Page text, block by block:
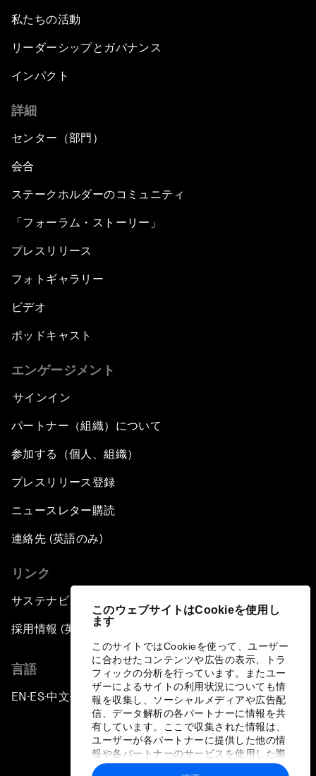
このウェブサイトはCookieを使用し
ます
このサイトではCookieを使って、ユーザー
に合わせたコンテンツや広告の表示、トラ
フィックの分析を行っています。またユー
ザーによるサイトの利用状況についても情
報を収集し、ソーシャルメディアや広告配
信、データ解析の各パートナーに情報を共
有しています。ここで収集された情報は、
ユーザーが各パートナーに提供した他の情
報や各パートナーのサービスを使用した際
に収集された情報と組み合わされ、各パー
私たちの活動
リーダーシップとガバナンス
インパクト
詳細
センター（部門）
会合
ステークホルダーのコミュニティ
「フォーラム・ストーリー」
プレスリリース
フォトギャラリー
ビデオ
ポッドキャスト
エンゲージメント
サインイン
パートナー（組織）について
参加する（個人、組織）
プレスリリース登録
ニュースレター購読
連絡先 (英語のみ)
リンク
サステナビリティへの取り組み
採用情報 (英語のみ)
言語
EN ▪ES▪中文▪ 日本語